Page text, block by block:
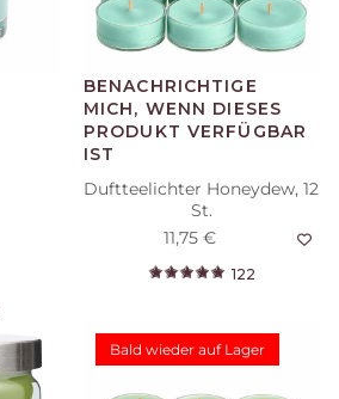
26
Duftteelichter Honeydew, 12
St.
11,75 €
122
Bald wieder auf Lager